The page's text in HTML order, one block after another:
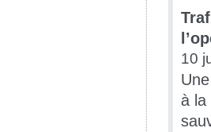
10
à la